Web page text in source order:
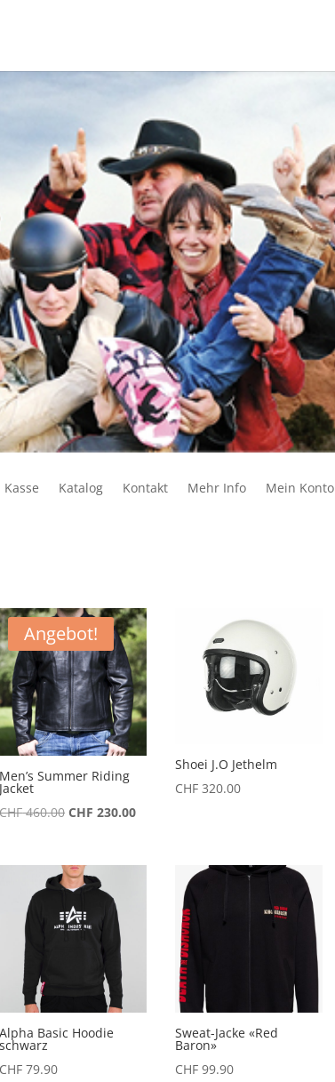
Kasse Katalog Kontakt Mehr Info Mein Konto
Angebot!
Men’s Summer Riding
Jacket
CHF460.00 Ursprünglicher
CHF 460.00
CHF 230.00Aktueller
CHF 230.00.
Shoei J.O Jethelm
CHF 320.00
Alpha Basic Hoodie
schwarz
CHF 79.90
Sweat-Jacke «Red
Baron»
CHF 99.90